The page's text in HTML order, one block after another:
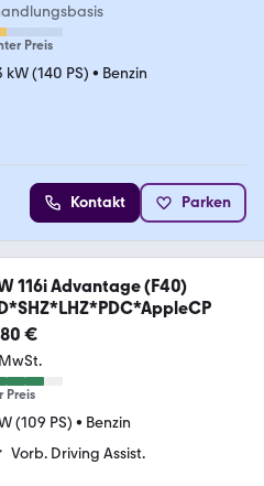
Preis
kW (140 PS) • Benzin
Kontakt Parken
116i Advantage (F40)
€
Preis
(109 PS) • Benzin
Vorb. Driving Assist.